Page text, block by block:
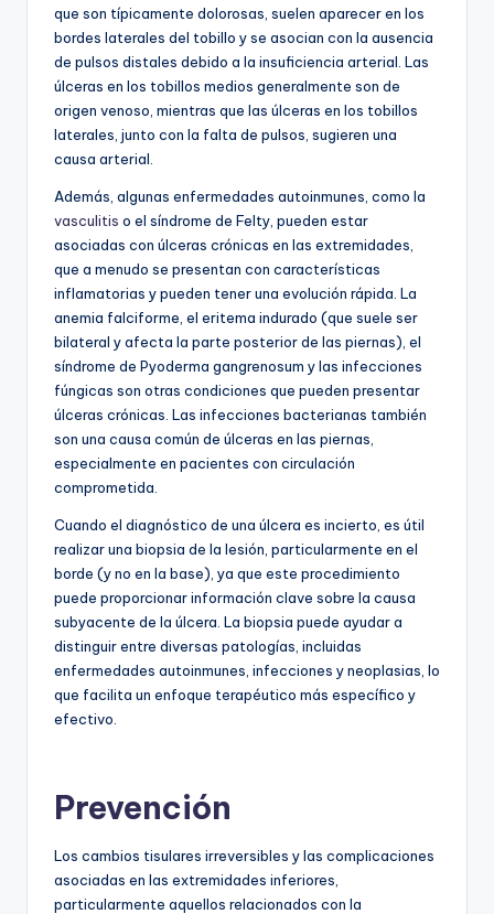
que son típicamente dolorosas, suelen aparecer en los
bordes laterales del tobillo y se asocian con la ausencia
de pulsos distales debido a la insuficiencia arterial. Las
úlceras en los tobillos medios generalmente son de
origen venoso, mientras que las úlceras en los tobillos
laterales, junto con la falta de pulsos, sugieren una
causa arterial.
Además, algunas enfermedades autoinmunes, como la
vasculitis o el síndrome de Felty, pueden estar
asociadas con úlceras crónicas en las extremidades,
que a menudo se presentan con características
inflamatorias y pueden tener una evolución rápida. La
anemia falciforme, el eritema indurado (que suele ser
bilateral y afecta la parte posterior de las piernas), el
síndrome de Pyoderma gangrenosum y las infecciones
fúngicas son otras condiciones que pueden presentar
úlceras crónicas. Las infecciones bacterianas también
son una causa común de úlceras en las piernas,
especialmente en pacientes con circulación
comprometida.
Cuando el diagnóstico de una úlcera es incierto, es útil
realizar una biopsia de la lesión, particularmente en el
borde (y no en la base), ya que este procedimiento
puede proporcionar información clave sobre la causa
subyacente de la úlcera. La biopsia puede ayudar a
distinguir entre diversas patologías, incluidas
enfermedades autoinmunes, infecciones y neoplasias, lo
que facilita un enfoque terapéutico más específico y
efectivo.
Prevención
Los cambios tisulares irreversibles y las complicaciones
asociadas en las extremidades inferiores,
particularmente aquellos relacionados con la